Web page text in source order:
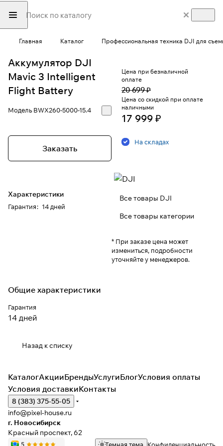
Главная Каталог Профессиональная техника DJI для
Аккумулятор DJI
Mavic 3 Intelligent
Flight Battery
МодельBWX260-5000-15.4
Заказать
Характеристики
Гарантия: 14 дней
Цена при безналичной
оплате
20 699 ₽
Цена со скидкой при оплате
наличными
17 999 ₽
На складах
Все товары DJI
Все товары категории
* При заказе цена может
измениться, подробности
уточняйте у менеджеров.
Общие характеристики
Гарантия
14 дней
Назад к списку
КаталогАкцииБрендыУслугиБлогУсловия оплаты
Условия доставкиКонтакты
8 (383) 375-55-05
info@pixel-house.ru
г. Новосибирск
Красный проспект, 62